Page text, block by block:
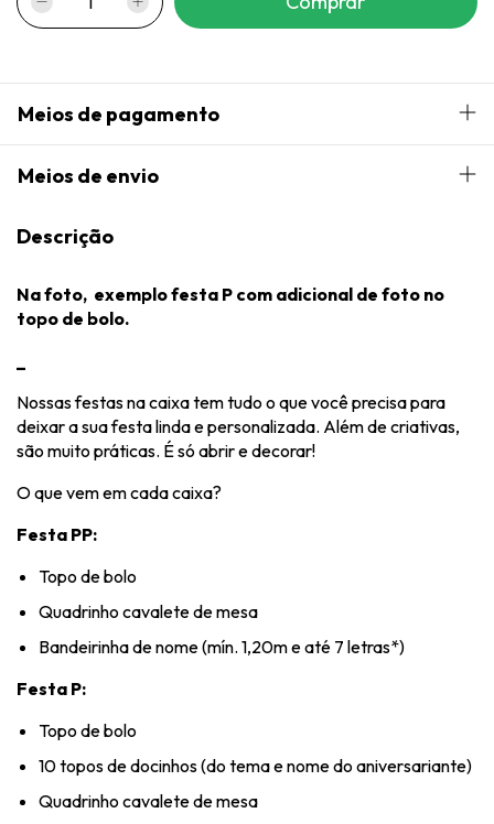
Meios de pagamento
Meios de envio
Descrição
Na foto, exemplo festa P com adicional de foto no
topo de bolo.
Nossas festas na caixa tem tudo o que você precisa para
deixar a sua festa linda e personalizada. Além de criativas,
são muito práticas. É só abrir e decorar!
O que vem em cada caixa?
Festa PP:
Topo de bolo
Quadrinho cavalete de mesa
Bandeirinha de nome (mín. 1,20m e até 7 letras*)
Festa P:
Topo de bolo
10 topos de docinhos (do tema e nome do aniversariante)
Quadrinho cavalete de mesa